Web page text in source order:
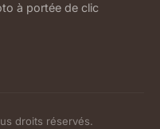
à portée de clic
droits réservés.